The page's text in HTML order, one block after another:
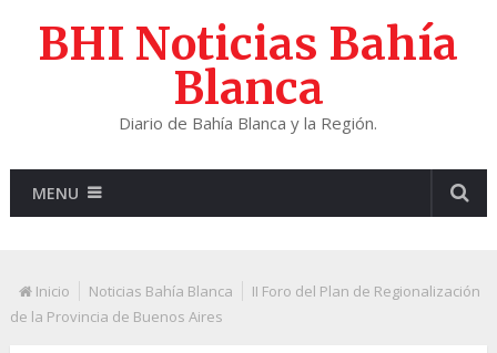
BHI Noticias Bahía
Blanca
Diario de Bahía Blanca y la Región.
MENU
Inicio Noticias Bahía Blanca
II Foro del Plan de Regionalización
de la Provincia de Buenos Aires